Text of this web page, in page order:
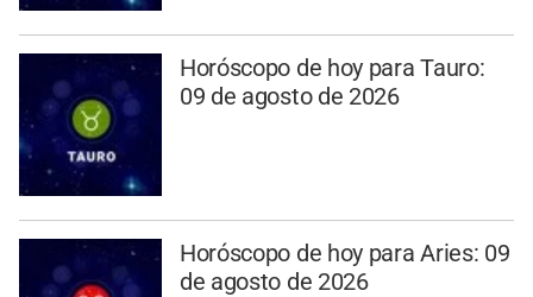
Horóscopo de hoy para Tauro:
09 de agosto de 2026
Horóscopo de hoy para Aries: 09
de agosto de 2026